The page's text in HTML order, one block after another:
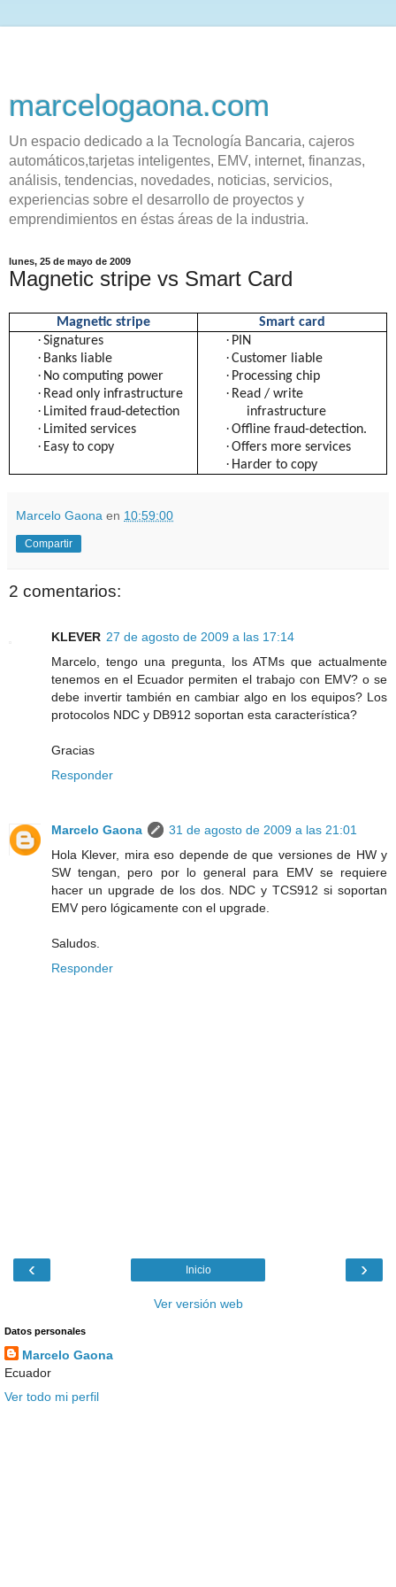
marcelogaona.com
Un espacio dedicado a la Tecnología Bancaria, cajeros
automáticos,tarjetas inteligentes, EMV, internet, finanzas,
análisis, tendencias, novedades, noticias, servicios,
experiencias sobre el desarrollo de proyectos y
emprendimientos en éstas áreas de la industria.
lunes, 25 de mayo de 2009
Magnetic stripe vs Smart Card
Magnetic stripe Smart card
·Signatures
· Banks liable
· No computing power
· Read only infrastructure
· Limited fraud-detection
· Limited services
· Easy to copy
· PIN
·Customer liable
· Processing chip
· Read / write
infrastructure
·Offline fraud-detection.
·Offers more services
· Harder to copy
Marcelo Gaona en 10:59:00
Compartir
2 comentarios:
KLEVER 27 de agosto de 2009 a las 17:14
Marcelo, tengo una pregunta, los ATMs que actualmente
tenemos en el Ecuador permiten el trabajo con EMV? o se
debe invertir también en cambiar algo en los equipos? Los
protocolos NDC y DB912 soportan esta característica?
Gracias
Responder
Marcelo Gaona
31 de agosto de 2009 a las 21:01
Hola Klever, mira eso depende de que versiones de HW y
SW tengan, pero por lo general para EMV se requiere
hacer un upgrade de los dos. NDC y TCS912 si soportan
EMV pero lógicamente con el upgrade.
Saludos.
Responder
‹ ›
Inicio
Ver versión web
Datos personales
Marcelo Gaona
Ecuador
Ver todo mi perfil